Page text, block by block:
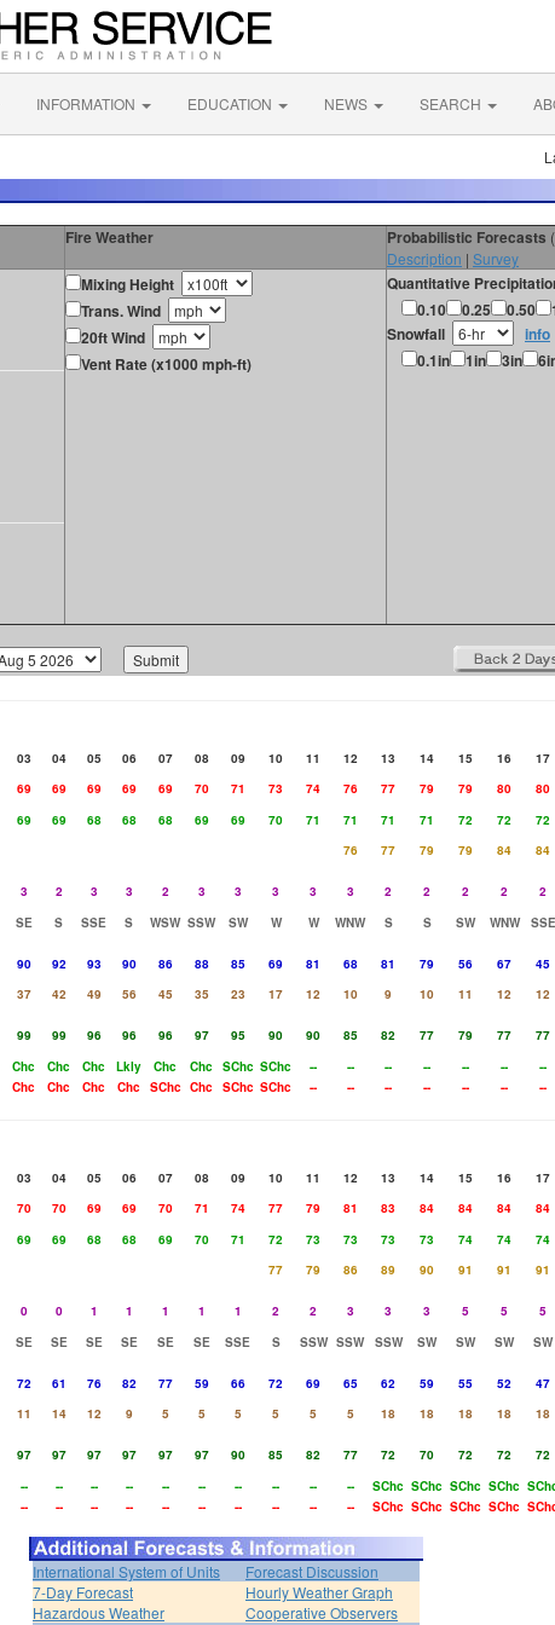
INFORMATION EDUCATION NEWS SEARCH
Fire Weather Probabilistic Forecasts
Description | Survey
Mixing Height
Trans. Wind
20ft Wind
Vent Rate (x1000 mph-ft)
Quantitative
0.10
0.25 0.50
Snowfall
info
0.1in
1in 3in
03 04 05 06 07 08 09 10 11 12 13 14 15 16 17
69 69 69 69 69 70 71 73 74 76 77 79 79 80 80
69 69 68 68 68 69 69 70 71 71 71 71 72 72 72
76 77 79 79 84 84
3 2 3 3 2 3 3 3 3 3 2 2 2 2 2
SE S SSE S WSW SSW SW W W WNW S S SW WNW SSE
90 92 93 90 86 88 85 69 81 68 81 79 56 67 45
37 42 49 56 45 35 23 17 12 10 9 10 11 12 12
99 99 96 96 96 97 95 90 90 85 82 77 79 77 77
Chc Chc Chc Lkly Chc Chc SChc SChc -- -- -- -- -- -- --
Chc Chc Chc Chc SChc Chc SChc SChc -- -- -- -- -- -- --
03 04 05 06 07 08 09 10 11 12 13 14 15 16 17
70 70 69 69 70 71 74 77 79 81 83 84 84 84 84
69 69 68 68 69 70 71 72 73 73 73 73 74 74 74
77 79 86 89 90 91 91 91
0 0 1 1 1 1 1 2 2 3 3 3 5 5 5
SE SE SE SE SE SE SSE S SSW SSW SSW SW SW SW SW
72 61 76 82 77 59 66 72 69 65 62 59 55 52 47
11 14 12 9 5 5 5 5 5 5 18 18 18 18 18
97 97 97 97 97 97 90 85 82 77 72 70 72 72 72
-- -- -- -- -- -- -- -- -- -- SChc SChc SChc SChc
-- -- -- -- -- -- -- -- -- -- SChc SChc SChc SChc
International System of Units
Forecast Discussion
7-Day Forecast
Hourly Weather Graph
Hazardous Weather
Cooperative Observers